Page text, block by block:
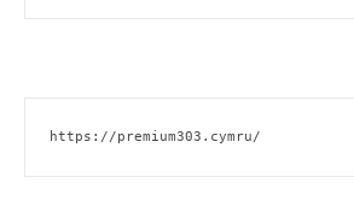
https://premium303.cymru/